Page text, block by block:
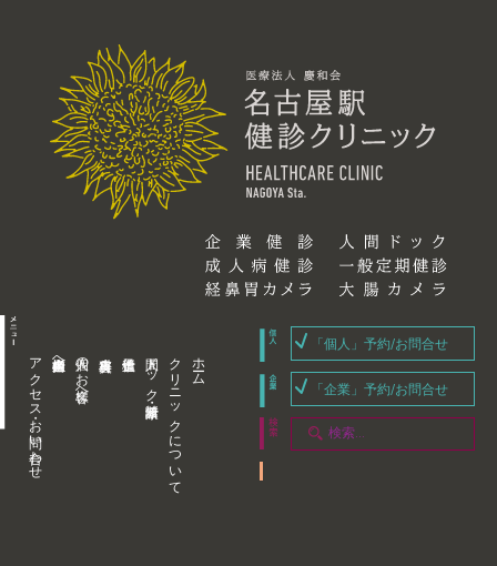
アクセス・お問い合わせ 企業内担当者様へ 個人のお客様へ 人間ドック・健康診断 クリニックについて ホーム
「個人」予約/お問合せ
「企業」予約/お問合せ